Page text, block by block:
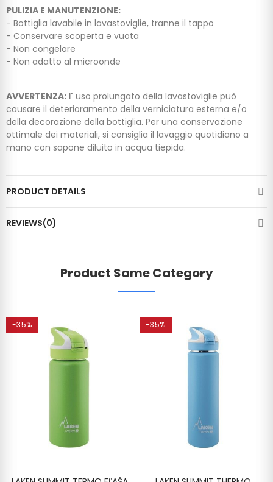
PULIZIA E MANUTENZIONE:
- Bottiglia lavabile in lavastoviglie, tranne il tappo
- Conservare scoperta e vuota
- Non congelare
- Non adatto al microonde
AVVERTENZA: l' uso prolungato della lavastoviglie può
causare il deterioramento della verniciatura esterna e/o
della decorazione della bottiglia. Per una conservazione
ottimale dei materiali, si consiglia il lavaggio quotidiano a
mano con sapone diluito in acqua tiepida.
PRODUCT DETAILS
REVIEWS(0)
Product Same Category
-35% -35%